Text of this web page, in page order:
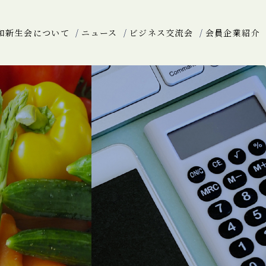
新生会について ニュース ビジネス交流会 会員企業紹介